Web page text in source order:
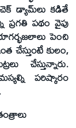
చెక్ డ్యామ్‌లు కడితే
ప్రగతి పథం వైపు
పెంచి
కులం,
చేస్తున్నారు.
పరిష్కారం